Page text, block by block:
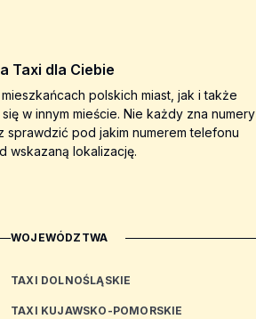
Taxi dla Ciebie
polskich miast, jak i także
w innym mieście. Nie każdy zna numery
sprawdzić pod jakim numerem telefonu
wskazaną lokalizację.
WOJEWÓDZTWA
TAXI DOLNOŚLĄSKIE
TAXI KUJAWSKO-POMORSKIE